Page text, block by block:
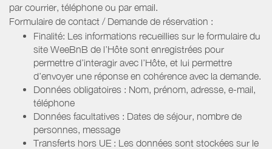
par courrier, téléphone ou par email.
Formulaire de contact / Demande de réservation :
Finalité: Les informations recueillies sur le formulaire du
site WeeBnB de l’Hôte sont enregistrées pour
permettre d’interagir avec l’Hôte, et lui permettre
d’envoyer une réponse en cohérence avec la demande.
Données obligatoires : Nom, prénom, adresse, e-mail,
téléphone
Données facultatives : Dates de séjour, nombre de
personnes, message
Transferts hors UE : Les données sont stockées sur le